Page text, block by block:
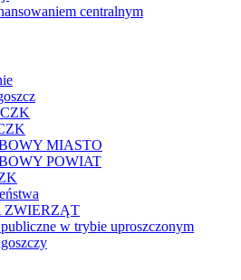
centralnym
MIASTO
POWIAT
ZWIERZĄT
w trybie uproszczonym